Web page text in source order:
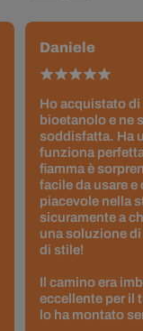
Daniele
Ho acquistato di
bioetanolo e ne
soddisfatta. Ha
funziona
fiamma è
facile da usare e
piacevole nella
sicuramente a
una soluzione
di stile!
Il camino era
eccellente per il
lo ha montato